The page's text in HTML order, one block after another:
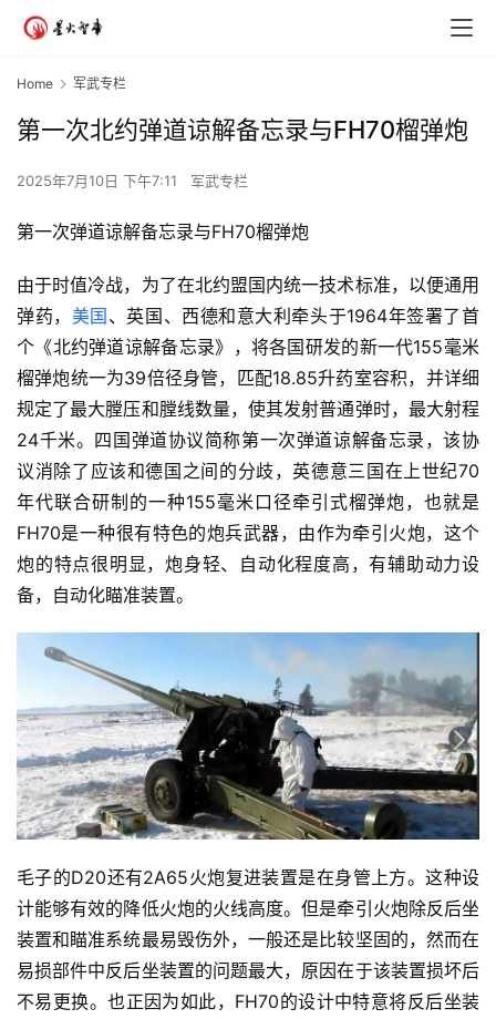
Home 军武专栏
第一次北约弹道谅解备忘录与FH70榴弹炮
2025年7月10日 下午7:11 军武专栏
第一次弹道谅解备忘录与FH70榴弹炮
由于时值冷战，为了在北约盟国内统一技术标准，以便通用
弹药， 美国 、英国、西德和意大利牵头于1964年签署了首
个《北约弹道谅解备忘录》，将各国研发的新一代155毫米
榴弹炮统一为39倍径身管，匹配18.85升药室容积，并详细
规定了最大膛压和膛线数量，使其发射普通弹时，最大射程
24千米。四国弹道协议简称第一次弹道谅解备忘录，该协
议消除了应该和德国之间的分歧，英德意三国在上世纪70
年代联合研制的一种155毫米口径牵引式榴弹炮，也就是
FH70是一种很有特色的炮兵武器，由作为牵引火炮，这个
炮的特点很明显，炮身轻、自动化程度高，有辅助动力设
备，自动化瞄准装置。
毛子的D20还有2A65火炮复进装置是在身管上方。这种设
计能够有效的降低火炮的火线高度。但是牵引火炮除反后坐
装置和瞄准系统最易毁伤外，一般还是比较坚固的，然而在
易损部件中反后坐装置的问题最大，原因在于该装置损坏后
不易更换。也正因为如此，FH70的设计中特意将反后坐装